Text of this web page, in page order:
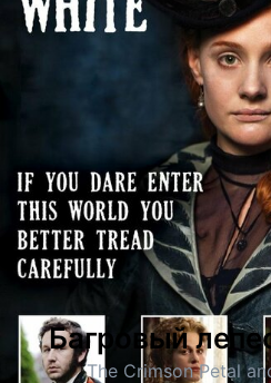
Багровый
The Crimson Petal